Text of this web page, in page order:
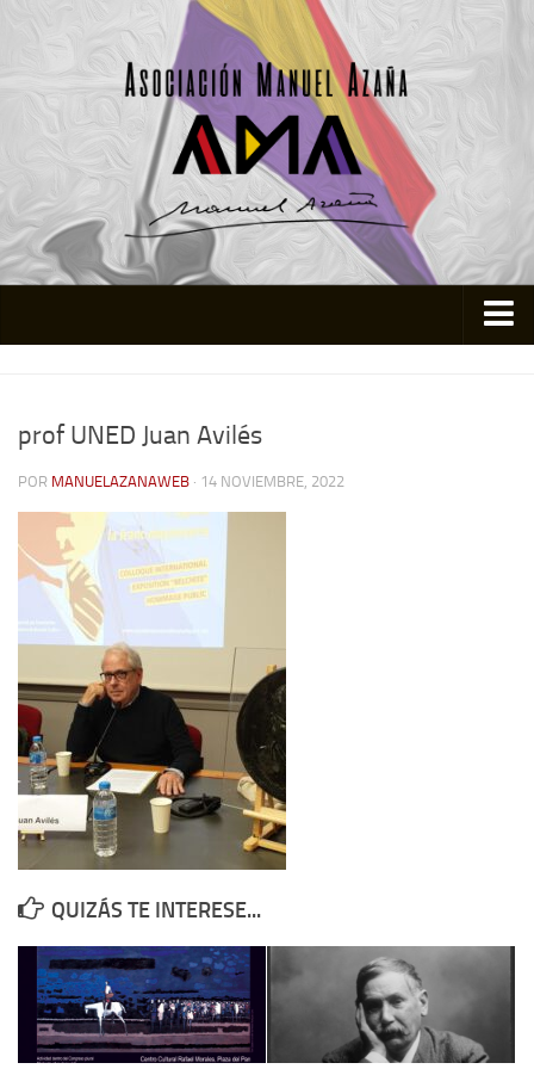
Actividades
Colabora
Contacto
Memoria Histórica
Investigación previa de la represión en Talavera de la Reina (1937-
1947).
Informe Represión en Toledo 1936-1947 | Buscador
Informe de la fosa de abril de 1939 de Tembleque
Enciclopedia Republicana
Militantes históricos IR
Izquierda Republicana. Agrupaciones y Militantes (1934-1939)
Izquierda Republicana. Navarra
Izquierda Republicana. Galicia
Textos esenciales del republicanismo
prof UNED Juan Avilés
POR MANUELAZANAWEB · 14 NOVIEMBRE, 2022
QUIZÁS TE INTERESE...